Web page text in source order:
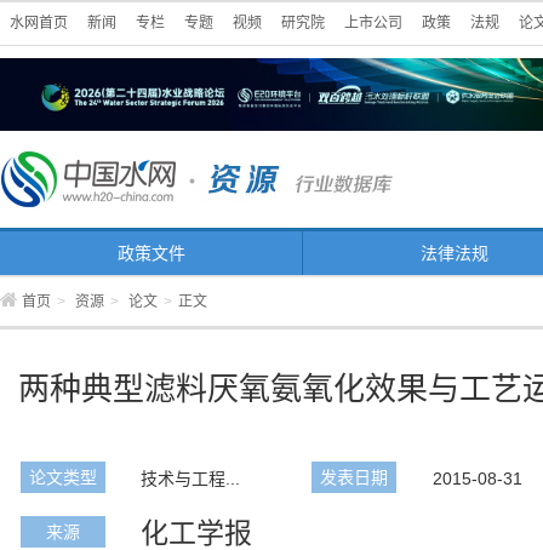
水网首页 新闻 专栏 专题 视频 研究院 上市公司 政策 法规 论
政策文件 法律法规
首页 > 资源 > 论文 > 正文
两种典型滤料厌氧氨氧化效果与工艺
论文类型 技术与工程... 发表日期 2015-08-31
来源 化工学报